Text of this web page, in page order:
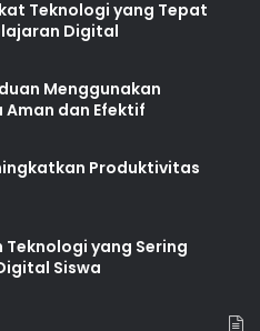
Teknologi yang Tepat
Digital
Menggunakan
dan Efektif
Produktivitas
yang Sering
Siswa